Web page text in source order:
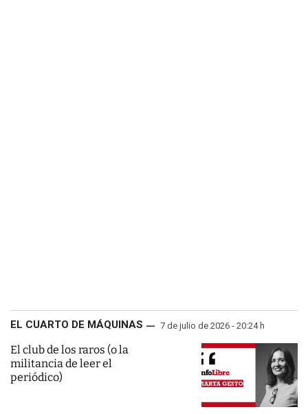
EL CUARTO DE MÁQUINAS 7 de julio de 2026 - 20:24 h
El club de los raros (o la
militancia de leer el
periódico)